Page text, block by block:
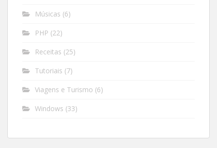
Músicas (6)
PHP (22)
Receitas (25)
Tutoriais (7)
Viagens e Turismo (6)
Windows (33)